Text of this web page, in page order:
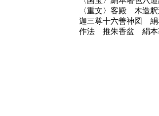
〈重文〉客殿 木造
迦三尊十六善神図 絹
作法 推朱香盆 絹本